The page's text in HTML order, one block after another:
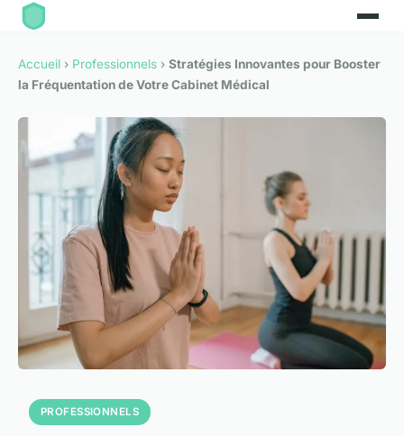
Accueil › Professionnels › Stratégies Innovantes pour Booster
la Fréquentation de Votre Cabinet Médical
PROFESSIONNELS